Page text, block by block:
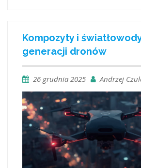
Kompozyty i
generacji dronów
26 grudnia 2025 Andrzej